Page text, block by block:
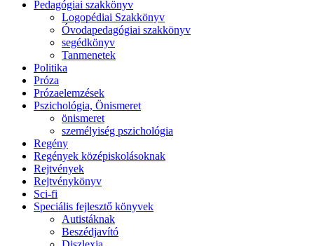
Pedagógiai szakkönyv
Logopédiai Szakkönyv
Óvodapedagógiai szakkönyv
segédkönyv
Tanmenetek
Politika
Próza
Prózaelemzések
Pszichológia, Önismeret
önismeret
személyiség pszichológia
Regény
Regények középiskolásoknak
Rejtvények
Rejtvénykönyv
Sci-fi
Speciális fejlesztő könyvek
Autistáknak
Beszédjavító